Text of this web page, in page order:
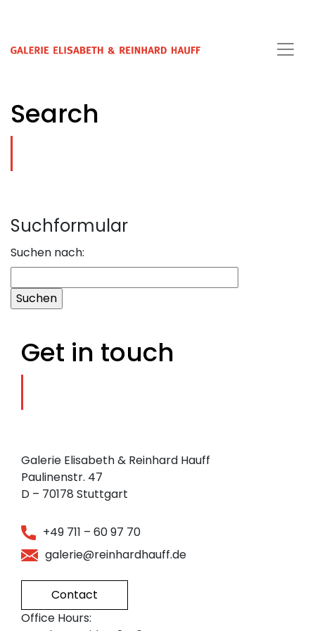
Search
Suchformular
Suchen nach:
Get in touch
Galerie Elisabeth & Reinhard Hauff
Paulinenstr. 47
D – 70178 Stuttgart
+49 711 – 60 97 70
galerie@reinhardhauff.de
Contact
Office Hours: